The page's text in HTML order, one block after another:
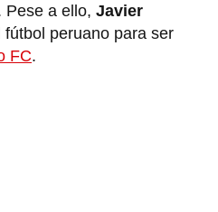
Pese a ello, Javier
peruano para ser
FC.